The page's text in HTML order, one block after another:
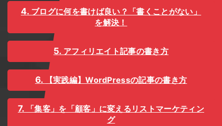
ブログに何を書けば良い？「書くことがない」
を解決！
アフィリエイト記事の書き方
【実践編】WordPressの記事の書き方
「集客」を「顧客」に変えるリストマーケティン
グ